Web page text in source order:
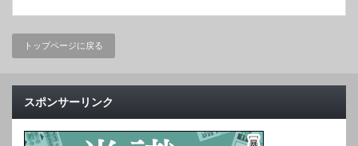
トップページに戻る
スポンサーリンク